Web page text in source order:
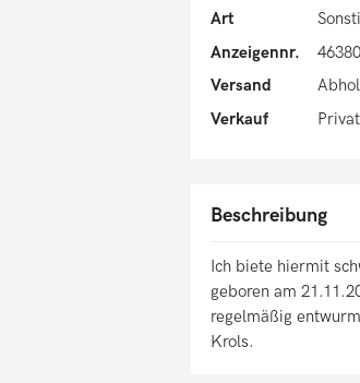
Art
Anzeigennr.
Versand
Verkauf
Privat
Beschreibung
Ich biete hiermit
geboren am
regelmäßig
Krols.